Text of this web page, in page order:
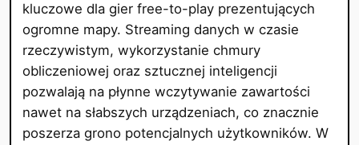
kluczowe dla gier free-to-play prezentujących
ogromne mapy. Streaming danych w czasie
rzeczywistym, wykorzystanie chmury
obliczeniowej oraz sztucznej inteligencji
pozwalają na płynne wczytywanie zawartości
nawet na słabszych urządzeniach, co znacznie
poszerza grono potencjalnych użytkowników. W